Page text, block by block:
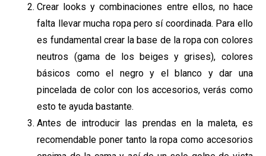
Crear looks y combinaciones entre ellos, no hace
falta llevar mucha ropa pero sí coordinada. Para ello
es fundamental crear la base de la ropa con colores
neutros (gama de los beiges y grises), colores
básicos como el negro y el blanco y dar una
pincelada de color con los accesorios, verás como
esto te ayuda bastante.
Antes de introducir las prendas en la maleta, es
recomendable poner tanto la ropa como accesorios